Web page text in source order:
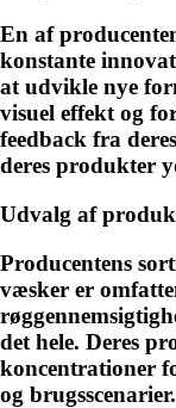
En af
konstante
at udvikle nye
visuel effekt og
feedback fra
deres produkter
Udvalg af
Producentens
væsker er
det hele. Deres
koncentrationer
og brugsscenarier.